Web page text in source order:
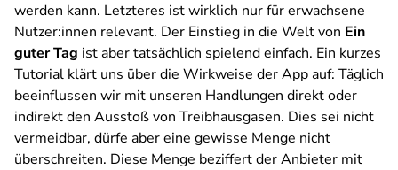
werden kann. Letzteres ist wirklich nur für erwachsene
Nutzer:innen relevant. Der Einstieg in die Welt von Ein
guter Tag ist aber tatsächlich spielend einfach. Ein kurzes
Tutorial klärt uns über die Wirkweise der App auf: Täglich
beeinflussen wir mit unseren Handlungen direkt oder
indirekt den Ausstoß von Treibhausgasen. Dies sei nicht
vermeidbar, dürfe aber eine gewisse Menge nicht
überschreiten. Diese Menge beziffert der Anbieter mit